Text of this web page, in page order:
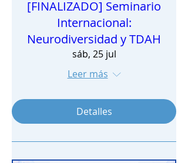
[FINALIZADO] Seminario
Internacional:
Neurodiversidad y TDAH
sáb, 25 jul
Leer más
Detalles